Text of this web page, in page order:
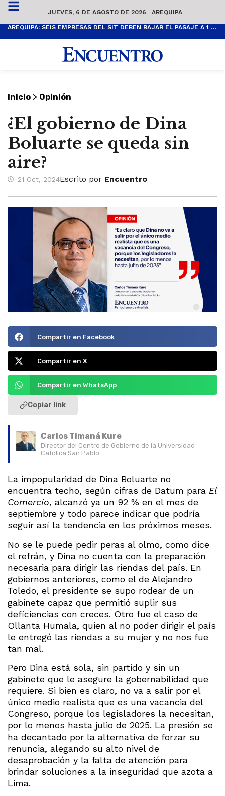
JUEVES, 6 DE AGOSTO DE 2026 | AREQUIPA
AREQUIPA: SEIS EMPRESAS DEL SIT DEBEN BAJAR EL PASAJE A 1 SOL
Inicio > Opinión
¿El gobierno de Dina
Boluarte se queda sin
aire?
21 Oct, 2024Escrito por Encuentro
Compartir en Facebook
Compartir en X
Compartir en WhatsApp
Copiar link
Carlos Timaná Kure
Director del Centro de Gobierno de la Universidad
Católica San Pablo
La impopularidad de Dina Boluarte no
encuentra techo, según cifras de Datum para El
Comercio, alcanzó ya un 92 % en el mes de
septiembre y todo parece indicar que podría
seguir así la tendencia en los próximos meses.
No se le puede pedir peras al olmo, como dice
el refrán, y Dina no cuenta con la preparación
necesaria para dirigir las riendas del país. En
gobiernos anteriores, como el de Alejandro
Toledo, el presidente se supo rodear de un
gabinete capaz que permitió suplir sus
deficiencias con creces. Otro fue el caso de
Ollanta Humala, quien al no poder dirigir el país
le entregó las riendas a su mujer y no nos fue
tan mal.
Pero Dina está sola, sin partido y sin un
gabinete que le asegure la gobernabilidad que
requiere. Si bien es claro, no va a salir por el
único medio realista que es una vacancia del
Congreso, porque los legisladores la necesitan,
por lo menos hasta julio de 2025. La presión se
ha decantado por la alternativa de forzar su
renuncia, alegando su alto nivel de
desaprobación y la falta de atención para
brindar soluciones a la inseguridad que azota a
Lima.